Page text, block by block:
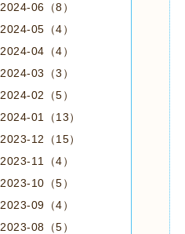
2024-06（8）
2024-05（4）
2024-04（4）
2024-03（3）
2024-02（5）
2024-01（13）
2023-12（15）
2023-11（4）
2023-10（5）
2023-09（4）
2023-08（5）